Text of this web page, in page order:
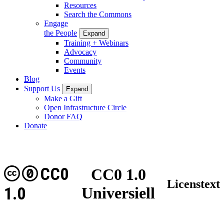
Resources
Search the Commons
Engage
the People
Expand
Training + Webinars
Advocacy
Community
Events
Blog
Support Us
Expand
Make a Gift
Open Infrastructure Circle
Donor FAQ
Donate
CC0 1.0
Universiell
CC0
1.0
Licenstext